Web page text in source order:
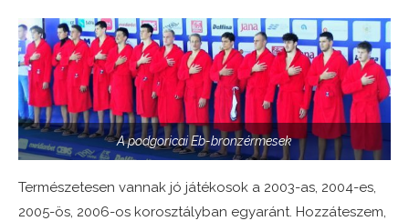
A podgoricai Eb-bronzérmesek
Természetesen vannak jó játékosok a 2003-as, 2004-es,
2005-ös, 2006-os korosztályban egyaránt. Hozzáteszem,